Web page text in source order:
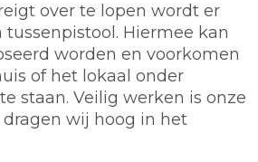
over te lopen wordt er
Hiermee kan
worden en voorkomen
of het lokaal onder
staan. Veilig werken is onze
dragen wij hoog in het